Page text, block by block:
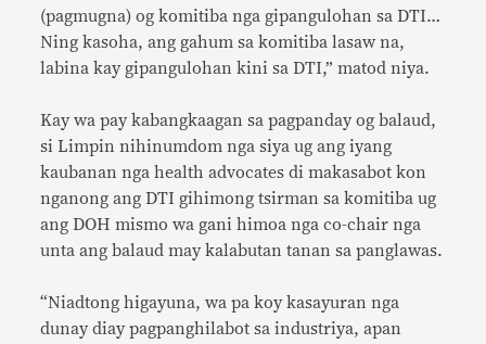
(pagmugna) og komitiba nga gipangulohan sa DTI…
Ning kasoha, ang gahum sa komitiba lasaw na,
labina kay gipangulohan kini sa DTI,” matod niya.
Kay wa pay kabangkaagan sa pagpanday og balaud,
si Limpin nihinumdom nga siya ug ang iyang
kaubanan nga health advocates di makasabot kon
nganong ang DTI gihimong tsirman sa komitiba ug
ang DOH mismo wa gani himoa nga co-chair nga
unta ang balaud may kalabutan tanan sa panglawas.
“Niadtong higayuna, wa pa koy kasayuran nga
dunay diay pagpanghilabot sa industriya, apan